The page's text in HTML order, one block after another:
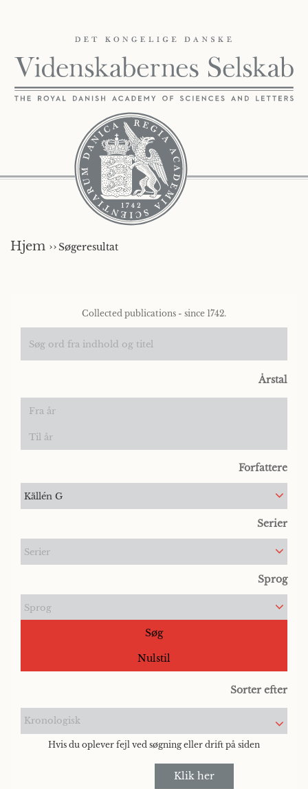
Hjem ››Søgeresultat
Collected publications - since 1742.
Årstal
Forfattere
Källén G
Serier
Serier
Sprog
Sprog
Søg
Nulstil
Sorter efter
Kronologisk
Hvis du oplever fejl ved søgning eller drift på siden
Klik her